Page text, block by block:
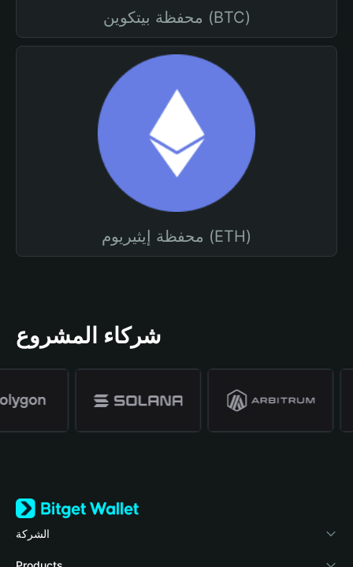
محفظة بيتكوين (BTC)
محفظة إيثيريوم (ETH)
شركاء المشروع
الشركة